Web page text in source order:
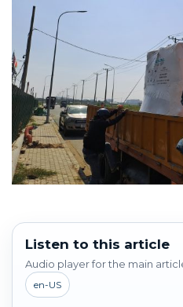
Listen to this article
Audio player for the main
en-US